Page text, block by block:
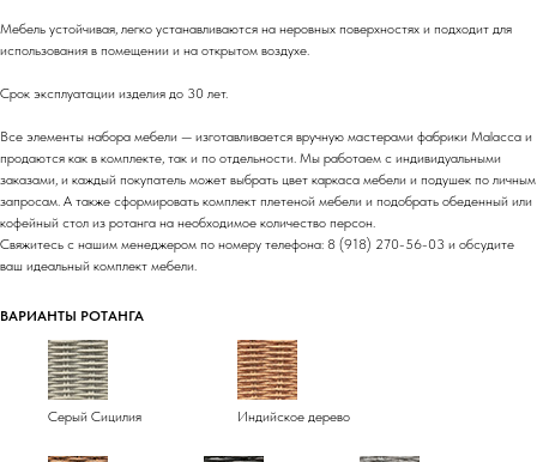
Мебель устойчивая, легко устанавливаются на неровных поверхностях и подходит для
использования в помещении и на открытом воздухе.
Срок эксплуатации изделия до 30 лет.
Все элементы набора мебели — изготавливается вручную мастерами фабрики Malacca и
продаются как в комплекте, так и по отдельности. Мы работаем с индивидуальными
заказами, и каждый покупатель может выбрать цвет каркаса мебели и подушек по личным
запросам. А также сформировать комплект плетеной мебели и подобрать обеденный или
кофейный стол из ротанга на необходимое количество персон.
Свяжитесь с нашим менеджером по номеру телефона: 8 (918) 270-56-03 и обсудите
ваш идеальный комплект мебели.
ВАРИАНТЫ РОТАНГА
Серый Сицилия Индийское дерево